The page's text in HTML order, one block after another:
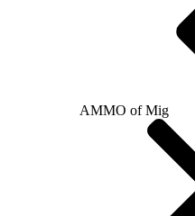
AMMO of Mig